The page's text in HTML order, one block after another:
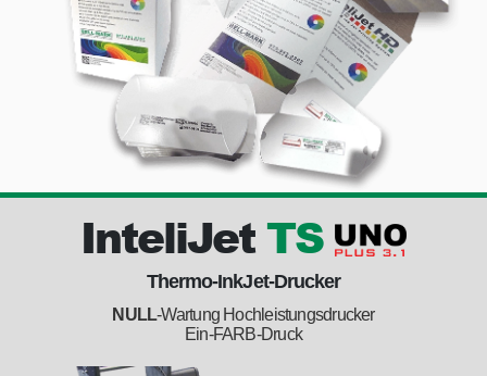
InteliJetTS
Thermo­-InkJet­-Drucker
NULL-Wartung Hochleistungsdrucker
Ein-FARB-Druck